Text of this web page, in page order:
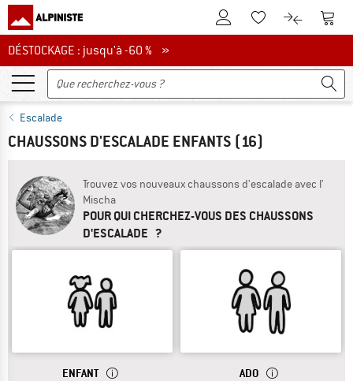
Vers le compte client
Vers la liste
Vers le
DÉSTOCKAGE : jusqu'à -60 %
DÉSTOCKAGE : jusqu'à -60 % »
Escalade
CHAUSSONS D'ESCALADE ENFANTS (16)
Trouvez vos nouveaux chaussons d'escalade avec l'
Mischa
POUR QUI CHERCHEZ-VOUS DES CHAUSSONS
D'ESCALADE ?
RÉPONSE
ENFANT LES TAILLES DES CHAUSSURES POUR ENFANTS
RÉPONSE
ADO LES POINTURES